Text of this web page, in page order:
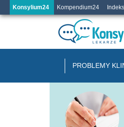
Konsylium24 Kompendium24
PROBLEMY